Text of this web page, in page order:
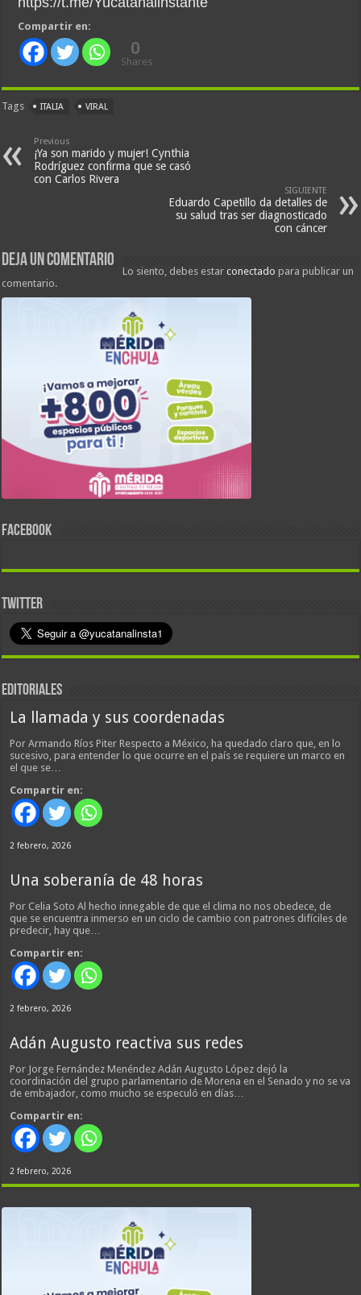
Compartir en:
0
Shares
Tags ITALIA VIRAL
Previous
¡Ya son marido y mujer! Cynthia
Rodríguez confirma que se casó
con Carlos Rivera
SIGUIENTE
Eduardo Capetillo da detalles de
su salud tras ser diagnosticado
con cáncer
Deja un comentario
Lo siento, debes estarconectado para publicar un
comentario.
FACEBOOK
TWITTER
EDITORIALES
La llamada y sus coordenadas
Por Armando Ríos Piter Respecto a México, ha quedado claro que, en lo
sucesivo, para entender lo que ocurre en el país se requiere un marco en
el que se…
Compartir en:
2 febrero, 2026
Una soberanía de 48 horas
Por Celia Soto Al hecho innegable de que el clima no nos obedece, de
que se encuentra inmerso en un ciclo de cambio con patrones difíciles de
predecir, hay que…
Compartir en:
2 febrero, 2026
Adán Augusto reactiva sus redes
Por Jorge Fernández Menéndez Adán Augusto López dejó la
coordinación del grupo parlamentario de Morena en el Senado y no se va
de embajador, como mucho se especuló en días…
Compartir en:
2 febrero, 2026